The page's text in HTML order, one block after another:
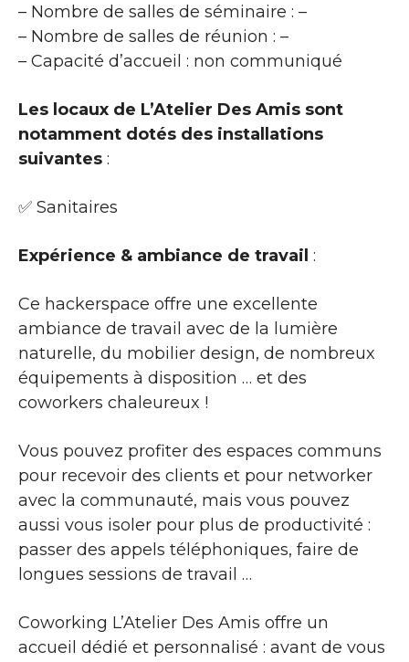
– Nombre de salles de séminaire : –
– Nombre de salles de réunion : –
– Capacité d’accueil : non communiqué
Les locaux de L’Atelier Des Amis sont
notamment dotés des installations
suivantes :
✅ Sanitaires
Expérience & ambiance de travail :
Ce hackerspace offre une excellente
ambiance de travail avec de la lumière
naturelle, du mobilier design, de nombreux
équipements à disposition … et des
coworkers chaleureux !
Vous pouvez profiter des espaces communs
pour recevoir des clients et pour networker
avec la communauté, mais vous pouvez
aussi vous isoler pour plus de productivité :
passer des appels téléphoniques, faire de
longues sessions de travail …
Coworking L’Atelier Des Amis offre un
accueil dédié et personnalisé : avant de vous